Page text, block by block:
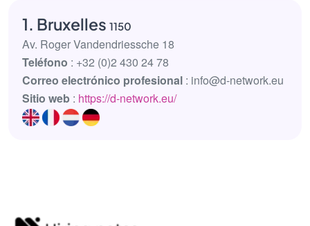
1. Bruxelles 1150
Av. Roger Vandendriessche 18
Teléfono : +32 (0)2 430 24 78
Correo electrónico profesional : info@d-network.eu
Sitio web : https://d-network.eu/